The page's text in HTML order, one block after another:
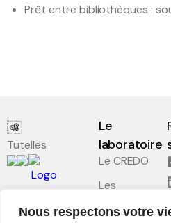
Nous respectons votre
Prêt entre bibliothèques :
Tutelles
Le
laboratoire
Le CREDO
Les